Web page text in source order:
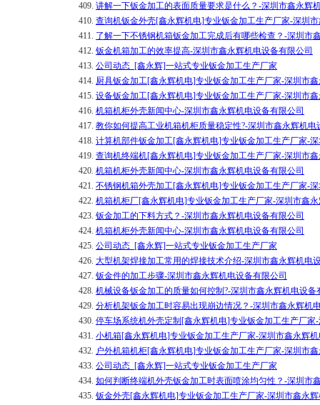
409. 讲解一下钣金加工的表面质量要求是什么？-深圳市鑫永辉
410. 查询机钣金外壳[鑫永辉机电]专业钣金加工生产厂家-深圳
411. 了解一下不锈钢机箱钣金加工完成后有哪些检查？-深圳市
412. 钣金机箱加工的效率提高-深圳市鑫永辉机电设备有限公司
413. 公司动态_[鑫永辉]一站式专业钣金加工生产厂家
414. 厨具钣金加工[鑫永辉机电]专业钣金加工生产厂家-深圳市
415. 设备钣金加工[鑫永辉机电]专业钣金加工生产厂家-深圳市
416. 机箱机柜外壳新闻中心-深圳市鑫永辉机电设备有限公司
417. 教你如何提高工业机箱机柜质量稳定性?-深圳市鑫永辉机电
418. 计算机部件钣金加工[鑫永辉机电]专业钣金加工生产厂家-
419. 查询机终端机[鑫永辉机电]专业钣金加工生产厂家-深圳市
420. 机箱机柜外壳新闻中心-深圳市鑫永辉机电设备有限公司
421. 不锈钢机箱外壳加工[鑫永辉机电]专业钣金加工生产厂家-
422. 机箱机柜厂[鑫永辉机电]专业钣金加工生产厂家-深圳市鑫
423. 钣金加工的下料方式？-深圳市鑫永辉机电设备有限公司
424. 机箱机柜外壳新闻中心-深圳市鑫永辉机电设备有限公司
425. 公司动态_[鑫永辉]一站式专业钣金加工生产厂家
426. 大型机架焊接加工常用的焊接技术介绍-深圳市鑫永辉机电
427. 钣金件的加工步骤-深圳市鑫永辉机电设备有限公司
428. 机械设备钣金加工的质量如何控制?-深圳市鑫永辉机电设备
429. 分析机架钣金加工时容易出现崩边情况？-深圳市鑫永辉机
430. 停车场系统机外壳定制[鑫永辉机电]专业钣金加工生产厂家
431. 小机箱[鑫永辉机电]专业钣金加工生产厂家-深圳市鑫永辉
432. 户外机箱机柜[鑫永辉机电]专业钣金加工生产厂家-深圳市
433. 公司动态_[鑫永辉]一站式专业钣金加工生产厂家
434. 如何判断终端机外壳钣金加工时表面喷涂均匀性？-深圳市
435. 钣金外壳[鑫永辉机电]专业钣金加工生产厂家-深圳市鑫永